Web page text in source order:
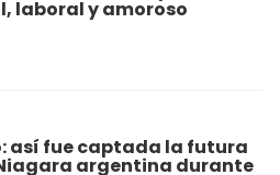
laboral y amoroso
así fue captada la futura
argentina durante